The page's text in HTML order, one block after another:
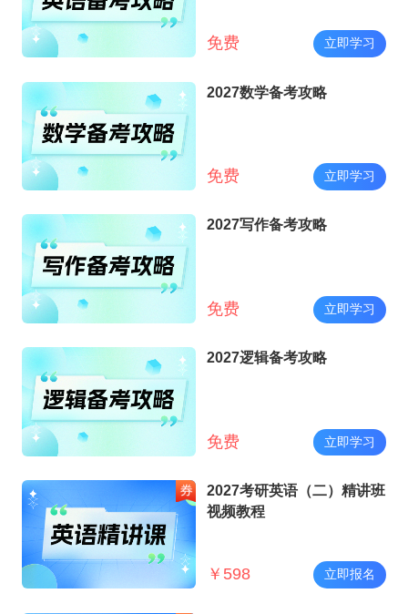
免费 立即学习
2027数学备考攻略
免费 立即学习
2027写作备考攻略
免费 立即学习
2027逻辑备考攻略
免费 立即学习
2027考研英语（二）精讲班
视频教程
￥ 598 立即报名